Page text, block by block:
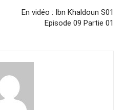
En vidéo : Ibn Khaldoun S01
Episode 09 Partie 01